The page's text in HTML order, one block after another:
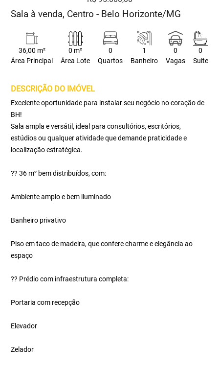
Sala à venda, Centro - Belo Horizonte/MG
36,00 m²
Área Principal
0 m²
Área Lote
0
Quartos
1
Banheiro
0
Vagas
0
Suite
DESCRIÇÃO DO IMÓVEL
Excelente oportunidade para instalar seu negócio no coração de
BH!
Sala ampla e versátil, ideal para consultórios, escritórios,
estúdios ou qualquer atividade que demande praticidade e
localização estratégica.
?? 36 m² bem distribuídos, com:
Ambiente amplo e bem iluminado
Banheiro privativo
Piso em taco de madeira, que confere charme e elegância ao
espaço
?? Prédio com infraestrutura completa:
Portaria com recepção
Elevador
Zelador